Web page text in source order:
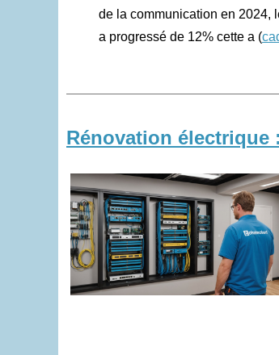
de la communication en 2024,
a progressé de 12% cette a (
Rénovation